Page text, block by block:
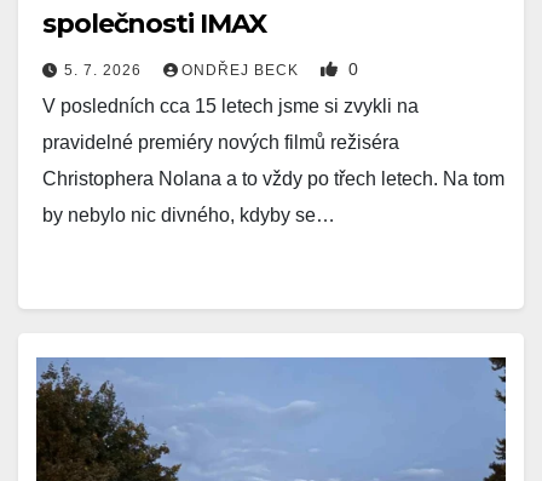
společnosti IMAX
5. 7. 2026 ONDŘEJ BECK 0
V posledních cca 15 letech jsme si zvykli na
pravidelné premiéry nových filmů režiséra
Christophera Nolana a to vždy po třech letech. Na tom
by nebylo nic divného, kdyby se…